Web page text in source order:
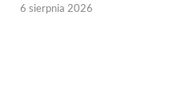
6 sierpnia 2026